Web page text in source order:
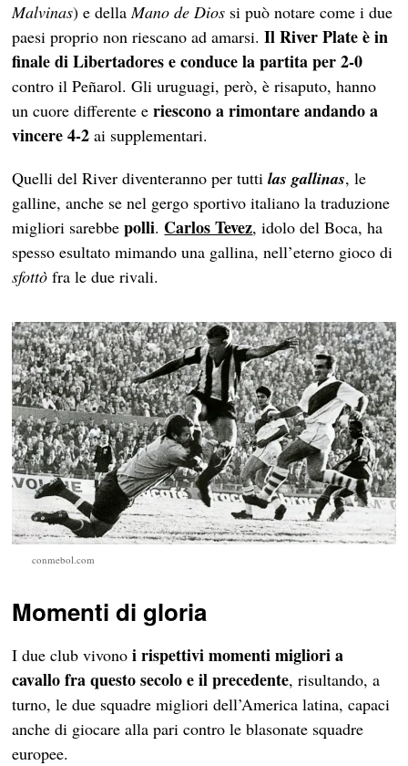
Malvinas) e dellaMano de Dios si può notare come i due
paesi proprio non riescano ad amarsi.Il River Plate è in
finale di Libertadores e conduce la partita per 2-0
contro il Peñarol. Gli uruguagi, però, è risaputo, hanno
un cuore differente eriescono a rimontare andando a
vincere 4-2 ai supplementari.
Quelli del River diventeranno per tuttilas gallinas, le
galline, anche se nel gergo sportivo italiano la traduzione
migliori sarebbepolli. Carlos Tevez, idolo del Boca, ha
spesso esultato mimando una gallina, nell’eterno gioco di
sfottò fra le due rivali.
conmebol.com
Momenti di gloria
I due club vivonoi rispettivi momenti migliori a
cavallo fra questo secolo e il precedente, risultando, a
turno, le due squadre migliori dell’America latina, capaci
anche di giocare alla pari contro le blasonate squadre
europee.